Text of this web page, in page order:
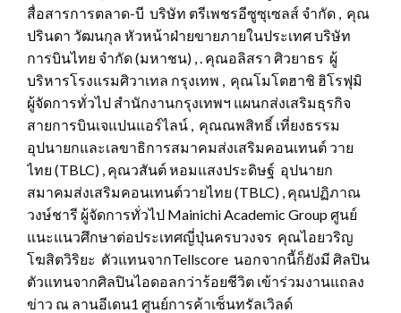
สื่อสารการตลาด-บี บริษัท ตรีเพชรอีซูซุเซลส์ จำกัด , คุณ
ปรินดา วัฒนกุล หัวหน้าฝ่ายขายภายในประเทศ บริษัท
การบินไทย จำกัด (มหาชน) , . คุณอลิสรา ศิวยาธร ผู้
บริหารโรงแรมศิวาเทล กรุงเทพ , คุณโมโตฮาชิ ฮิโรฟุมิ
ผู้จัดการทั่วไป สำนักงานกรุงเทพฯ แผนกส่งเสริมธุรกิจ
สายการบินเจแปนแอร์ไลน์ , คุณณพสิทธิ์ เที่ยงธรรม
อุปนายกและเลขาธิการสมาคมส่งเสริมคอนเทนต์ วาย
ไทย (TBLC) , คุณวสันต์ หอมแสงประดิษฐ์ อุปนายก
สมาคมส่งเสริมคอนเทนต์วายไทย (TBLC) , คุณปฏิภาณ
วงษ์ชารี ผู้จัดการทั่วไป Mainichi Academic Group ศูนย์
แนะแนวศึกษาต่อประเทศญี่ปุ่นครบวงจร คุณไอยวริญ
โฆสิตวิริยะ ตัวแทนจากTellscore นอกจากนี้ก็ยังมี ศิลปิน
ตัวแทนจากศิลปินไอดอลกว่าร้อยชีวิต เข้าร่วมงานแถลง
ข่าว ณ ลานอีเดน1 ศูนย์การค้าเซ็นทรัลเวิลด์